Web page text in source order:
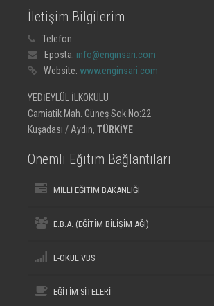
İletişim Bilgilerim
Telefon:
Eposta: info@enginsari.com
Website: www.enginsari.com
YEDİEYLÜL İLKOKULU
Camiatik Mah. Güneş Sok.No:22
Kuşadası / Aydın, TÜRKİYE
Önemli Eğitim Bağlantıları
MİLLİ EĞİTİM BAKANLIĞI
E.B.A. (EĞİTİM BİLİŞİM AĞI)
E-OKUL VBS
EĞİTİM SİTELERİ